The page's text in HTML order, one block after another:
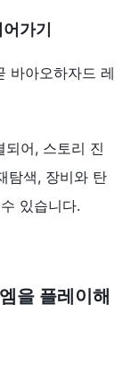
가기
바아오하자드 레
어, 스토리 진
탐색, 장비와 탄
있습니다.
을 플레이해